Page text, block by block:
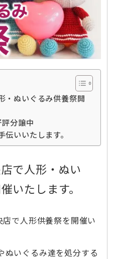
・ぬいぐるみ供養祭開
分譲中
いいたします。
で人形・ぬい
いたします。
で人形供養祭を開催い
ぬいぐるみ達を処分する